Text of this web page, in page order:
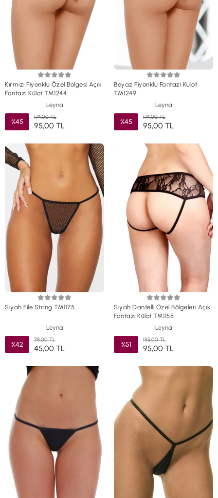
Kırmızı Fiyonklu Özel Bölgesi Açık
Fantazi Külot TM1244
Leyna
%45
174,00 TL
95,00 TL
Beyaz Fiyonklu Fantazi Külot
TM1249
Leyna
%45
174,00 TL
95,00 TL
Siyah File String TM1175
Leyna
%42
78,00 TL
45,00 TL
Siyah Dantelli Özel Bölgeleri Açık
Fantazi Külot TM1158
Leyna
%51
195,00 TL
95,00 TL